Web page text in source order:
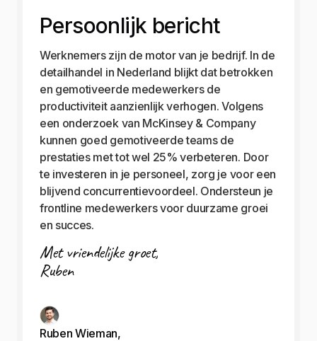
Persoonlijk bericht
Werknemers zijn de motor van je bedrijf. In de
detailhandel in Nederland blijkt dat betrokken
en gemotiveerde medewerkers de
productiviteit aanzienlijk verhogen. Volgens
een onderzoek van McKinsey & Company
kunnen goed gemotiveerde teams de
prestaties met tot wel 25% verbeteren. Door
te investeren in je personeel, zorg je voor een
blijvend concurrentievoordeel. Ondersteun je
frontline medewerkers voor duurzame groei
en succes.
Met vriendelijke groet,
Ruben
Ruben Wieman,